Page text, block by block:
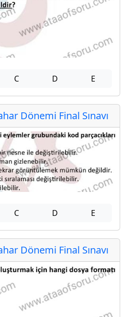
C D E
Dönemi Final Sınavı
C D E
Dönemi Final Sınavı